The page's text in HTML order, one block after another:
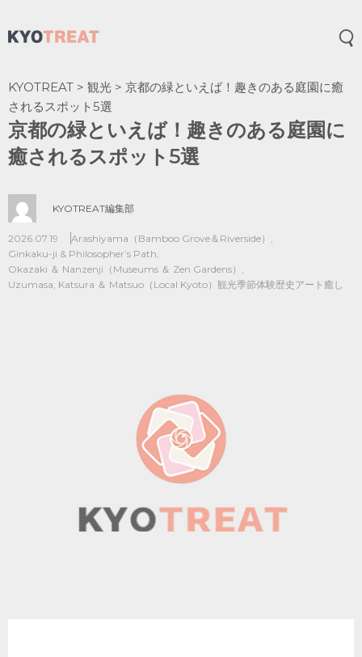
メ
KYOTREAT > 観光 > 京都の緑といえば！趣きのある庭園に癒
されるスポット5選
京都の緑といえば！趣きのある庭園に
癒されるスポット5選
KYOTREAT編集部
2026.07.19 Arashiyama（Bamboo Grove＆Riverside） ,
Ginkaku-ji & Philosopher’s Path,
Okazaki ＆ Nanzenji（Museums ＆ Zen Gardens） ,
Uzumasa, Katsura ＆ Matsuo（Local Kyoto） 観光季節体験歴史 アート 癒し